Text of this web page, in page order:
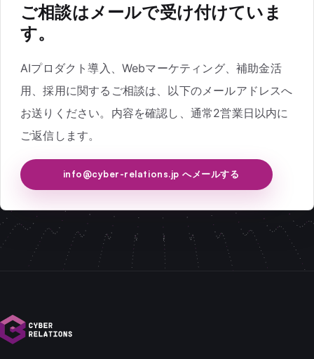
ご相談はメールで受け付けていま
す。
AIプロダクト導入、Webマーケティング、補助金活
用、採用に関するご相談は、以下のメールアドレスへ
お送りください。内容を確認し、通常2営業日以内に
ご返信します。
info@cyber-relations.jp へメールする